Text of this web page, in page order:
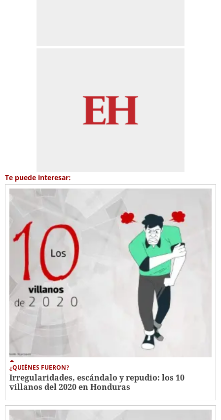
Te puede interesar:
¿QUIÉNES FUERON?
Irregularidades, escándalo y repudio: los 10
villanos del 2020 en Honduras